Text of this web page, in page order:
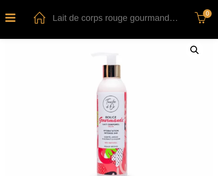
Lait de corps rouge gourmande 200 ml 0